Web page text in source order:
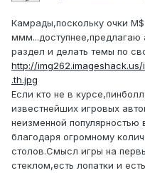
Камрады,поскольку очки
ммм...доступнее,предлагаю
раздел и делать темы по
http://
.th.jpg
Если кто не в
известнейших игровых
неизменной
благодаря огромному
столов.Смысл игры на
стеклом,есть лопатки и